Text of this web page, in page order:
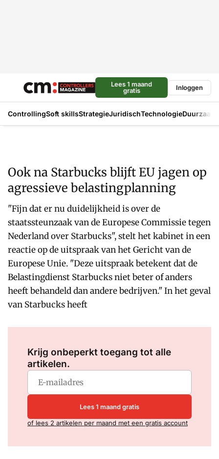
Lees 1 maand
gratis
Inloggen
ControllingSoft skillsStrategieJuridischTechnologie
Ook na Starbucks blijft EU jagen op
agressieve belastingplanning
"Fijn dat er nu duidelijkheid is over de
staatssteunzaak van de Europese Commissie tegen
Nederland over Starbucks", stelt het kabinet in een
reactie op de uitspraak van het Gericht van de
Europese Unie. "Deze uitspraak betekent dat de
Belastingdienst Starbucks niet beter of anders
heeft behandeld dan andere bedrijven." In het geval
van Starbucks heeft
Krijg onbeperkt toegang tot alle
artikelen.
Lees 1 maand gratis
of lees 2 artikelen per maand met een gratis account